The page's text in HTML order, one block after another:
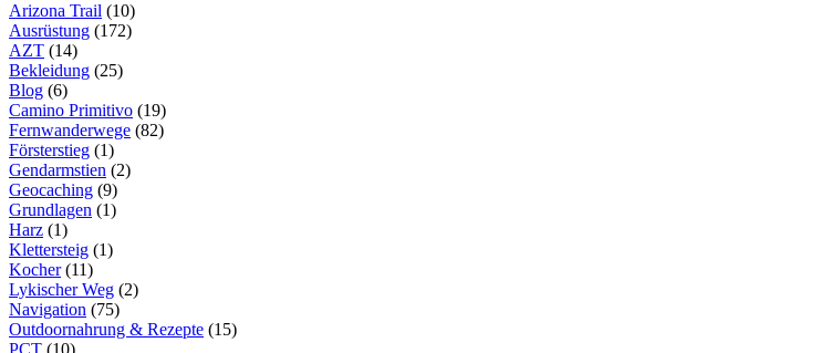
Arizona Trail (10)
Ausrüstung (172)
AZT (14)
Bekleidung (25)
Blog (6)
Camino Primitivo (19)
Fernwanderwege (82)
Försterstieg (1)
Gendarmstien (2)
Geocaching (9)
Grundlagen (1)
Harz (1)
Klettersteig (1)
Kocher(11)
Lykischer Weg (2)
Navigation (75)
Outdoornahrung & Rezepte (15)
PCT (10)